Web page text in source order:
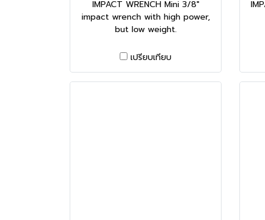
IMPACT WRENCH Mini 3/8"
impact wrench with high power,
but low weight.
เปรียบเทียบ